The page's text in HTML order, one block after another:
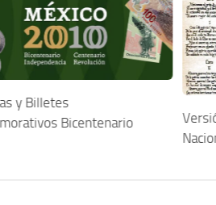
y Billetes
Bicentenario